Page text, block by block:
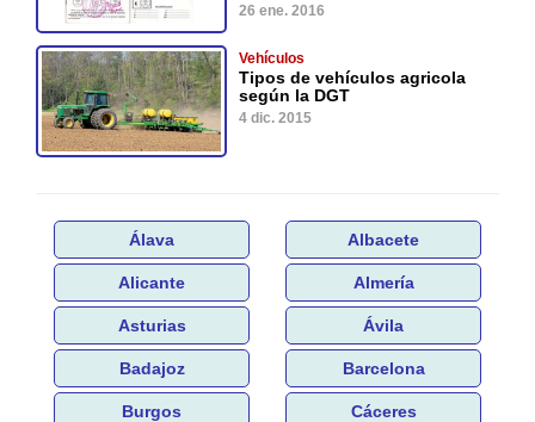
26 ene. 2016
Vehículos
Tipos de vehículos agricola
según la DGT
4 dic. 2015
Álava Albacete
Alicante Almería
Asturias Ávila
Badajoz Barcelona
Burgos Cáceres